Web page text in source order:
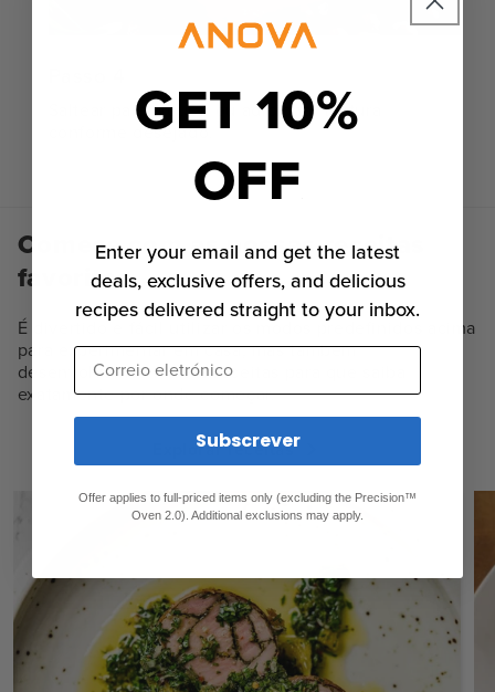
Saltear para alourar ou adicionar textura
conforme desejado.
Comece com as nossas receitas
favoritas.
É divertido e fácil utilizar os modos predefinidos acima
para experimentar em casa, mas também
desenvolvemos muitas receitas para que saiba
exatamente por onde começar.
Explorar receitas
GET 10%
OFF
Enter your email and get the latest
deals, exclusive offers, and delicious
recipes delivered straight to your inbox.
Correio eletrónico
Subscrever
Offer applies to full-priced items only (excluding the Precision™
Oven 2.0). Additional exclusions may apply.